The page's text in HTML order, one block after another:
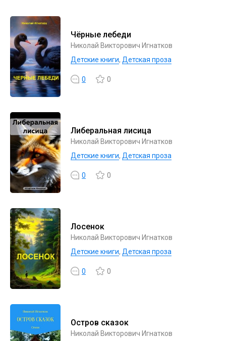
Чёрные лебеди
Николай Викторович Игнатков
Детские книги, Детская проза
0 0
Либеральная лисица
Николай Викторович Игнатков
Детские книги, Детская проза
0 0
Лосенок
Николай Викторович Игнатков
Детские книги, Детская проза
0 0
Остров сказок
Николай Викторович Игнатков